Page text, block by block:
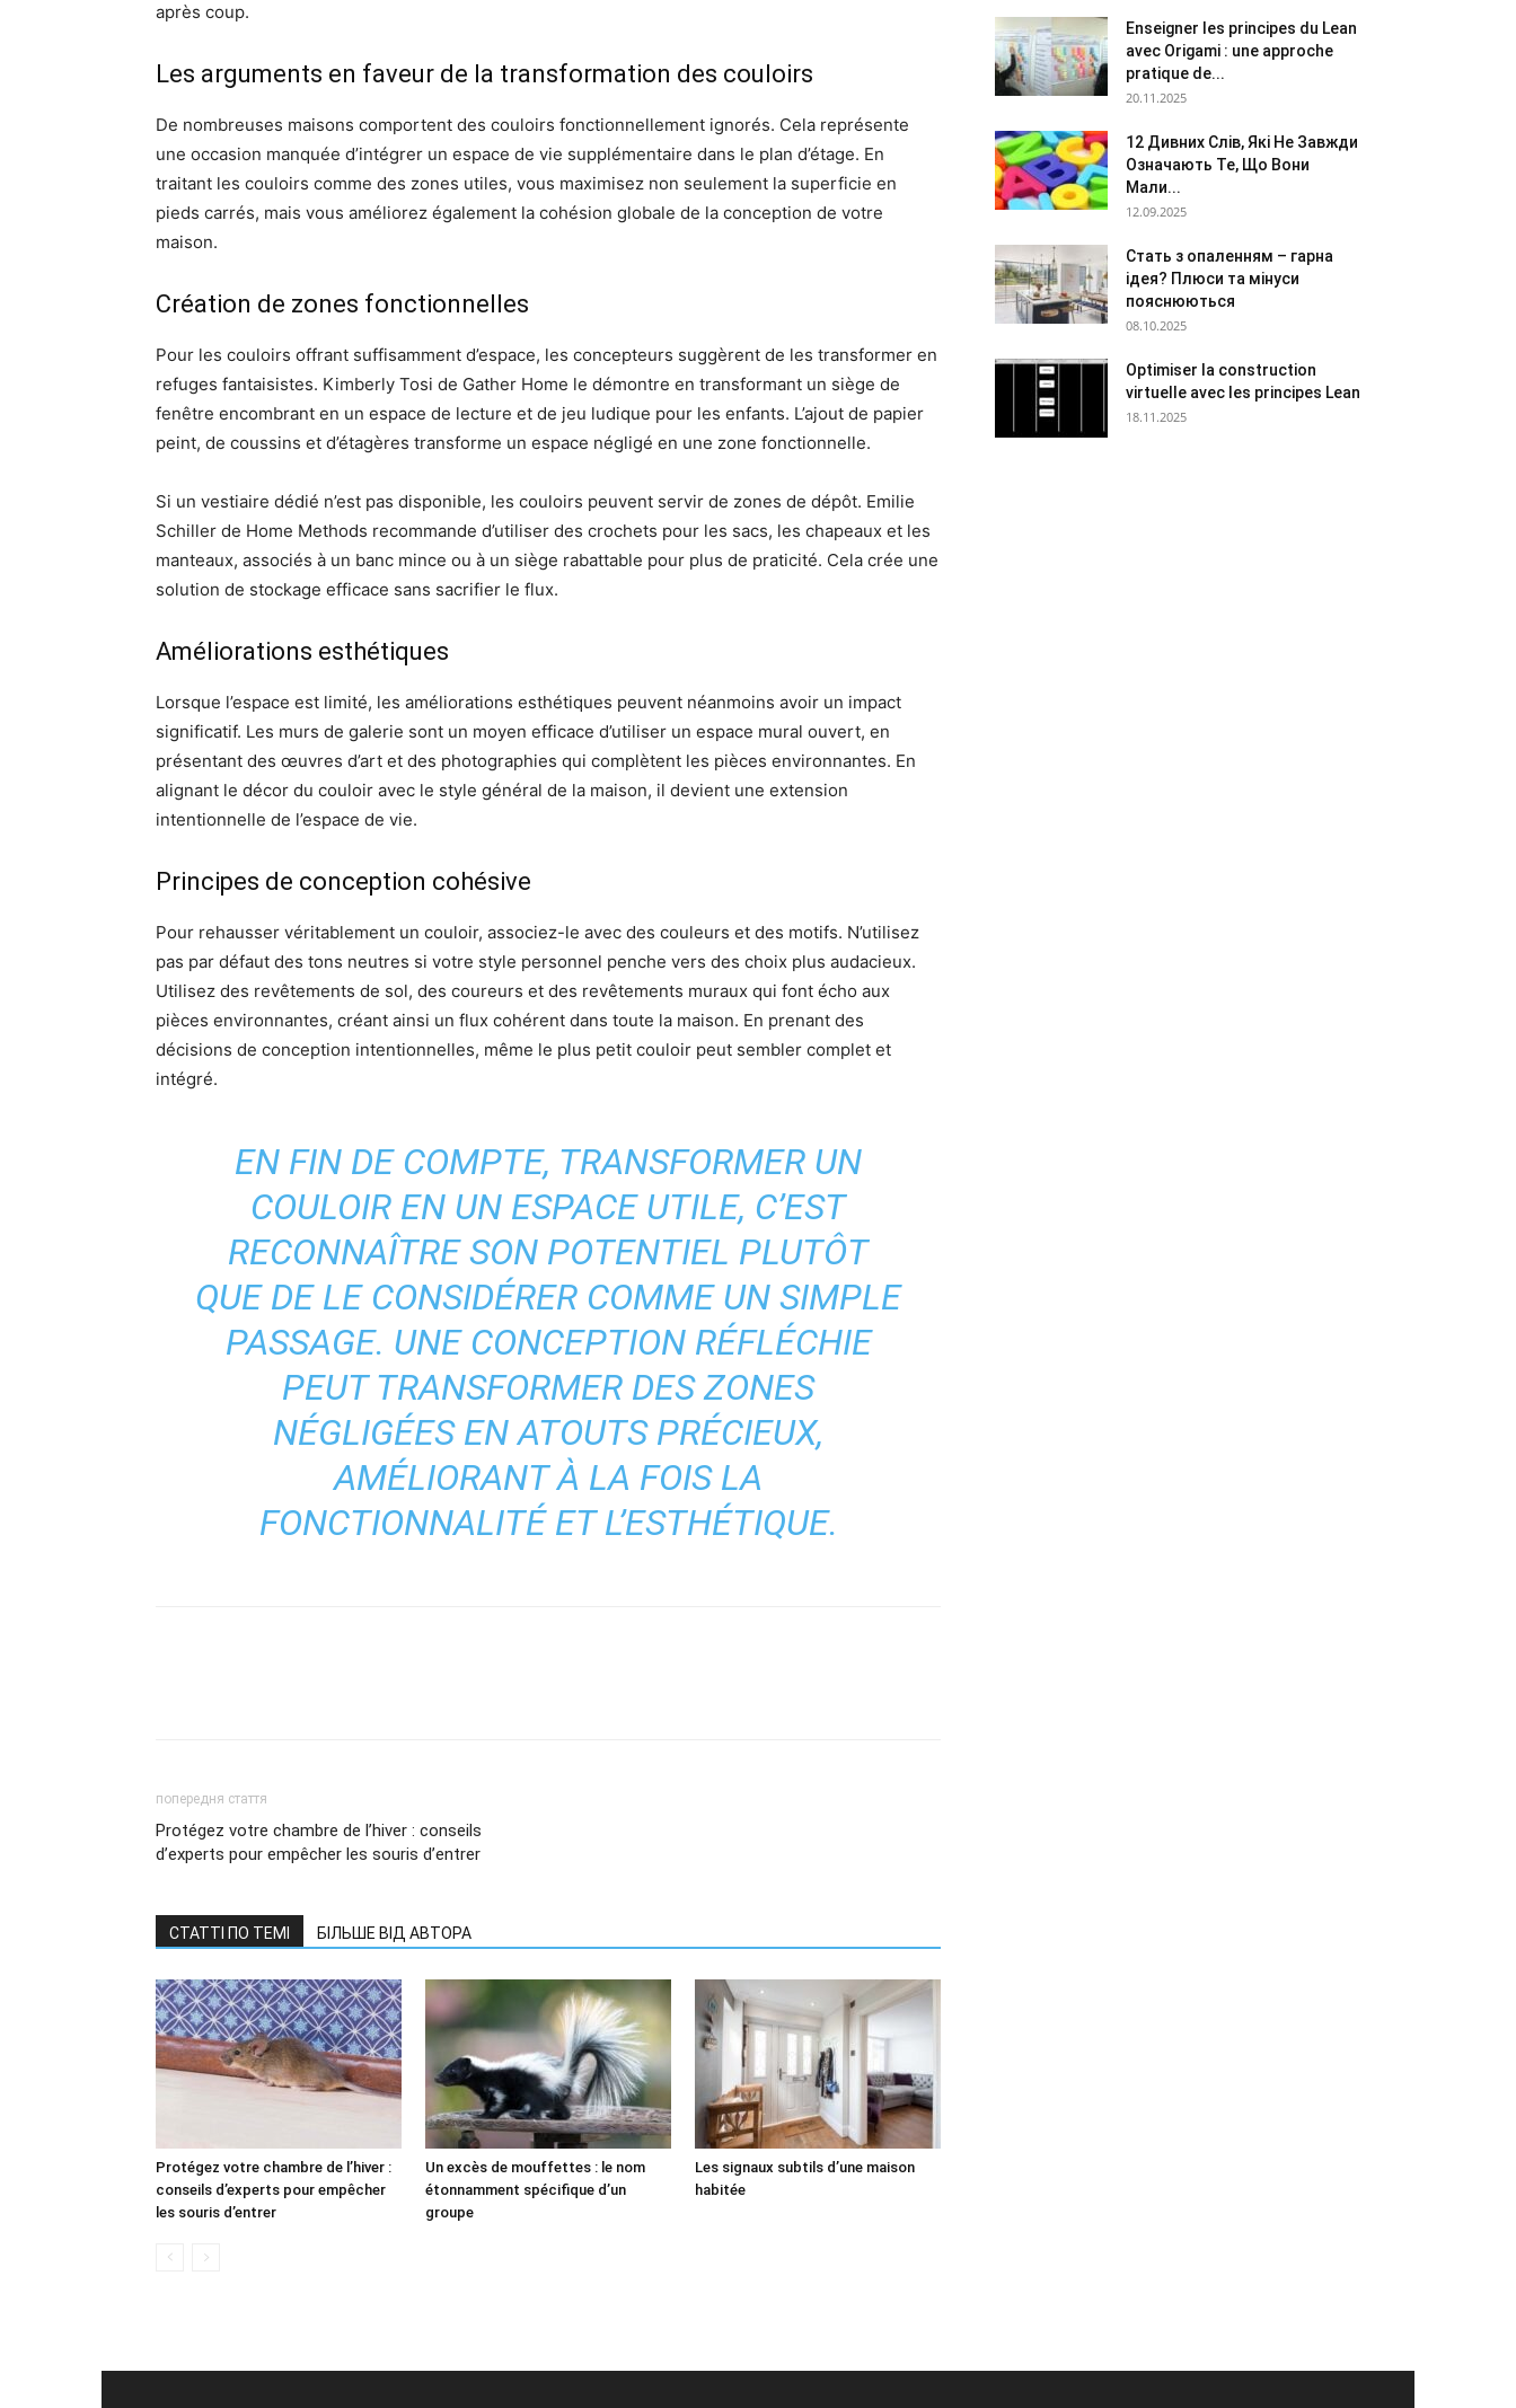
après coup.
Les arguments en faveur de la transformation des couloirs
De nombreuses maisons comportent des couloirs fonctionnellement ignorés. Cela représente
une occasion manquée d’intégrer un espace de vie supplémentaire dans le plan d’étage. En
traitant les couloirs comme des zones utiles, vous maximisez non seulement la superficie en
pieds carrés, mais vous améliorez également la cohésion globale de la conception de votre
maison.
Création de zones fonctionnelles
Pour les couloirs offrant suffisamment d’espace, les concepteurs suggèrent de les transformer en
refuges fantaisistes. Kimberly Tosi de Gather Home le démontre en transformant un siège de
fenêtre encombrant en un espace de lecture et de jeu ludique pour les enfants. L’ajout de papier
peint, de coussins et d’étagères transforme un espace négligé en une zone fonctionnelle.
Si un vestiaire dédié n’est pas disponible, les couloirs peuvent servir de zones de dépôt. Emilie
Schiller de Home Methods recommande d’utiliser des crochets pour les sacs, les chapeaux et les
manteaux, associés à un banc mince ou à un siège rabattable pour plus de praticité. Cela crée une
solution de stockage efficace sans sacrifier le flux.
Améliorations esthétiques
Lorsque l’espace est limité, les améliorations esthétiques peuvent néanmoins avoir un impact
significatif. Les murs de galerie sont un moyen efficace d’utiliser un espace mural ouvert, en
présentant des œuvres d’art et des photographies qui complètent les pièces environnantes. En
alignant le décor du couloir avec le style général de la maison, il devient une extension
intentionnelle de l’espace de vie.
Principes de conception cohésive
Pour rehausser véritablement un couloir, associez-le avec des couleurs et des motifs. N’utilisez
pas par défaut des tons neutres si votre style personnel penche vers des choix plus audacieux.
Utilisez des revêtements de sol, des coureurs et des revêtements muraux qui font écho aux
pièces environnantes, créant ainsi un flux cohérent dans toute la maison. En prenant des
décisions de conception intentionnelles, même le plus petit couloir peut sembler complet et
intégré.
EN FIN DE COMPTE, TRANSFORMER UN
COULOIR EN UN ESPACE UTILE, C’EST
RECONNAÎTRE SON POTENTIEL PLUTÔT
QUE DE LE CONSIDÉRER COMME UN SIMPLE
PASSAGE. UNE CONCEPTION RÉFLÉCHIE
PEUT TRANSFORMER DES ZONES
NÉGLIGÉES EN ATOUTS PRÉCIEUX,
AMÉLIORANT À LA FOIS LA
FONCTIONNALITÉ ET L’ESTHÉTIQUE.
попередня стаття
Protégez votre chambre de l’hiver : conseils
d’experts pour empêcher les souris d’entrer
СТАТТІ ПО ТЕМІ БІЛЬШЕ ВІД АВТОРА
Protégez votre chambre de l’hiver :
conseils d’experts pour empêcher
les souris d’entrer
Un excès de mouffettes : le nom
étonnamment spécifique d’un
groupe
Les signaux subtils d’une maison
habitée
Enseigner les principes du Lean
avec Origami : une approche
pratique de...
20.11.2025
12 Дивних Слів, Які Не Завжди
Означають Те, Що Вони
Мали...
12.09.2025
Стать з опаленням – гарна
ідея? Плюси та мінуси
пояснюються
08.10.2025
Optimiser la construction
virtuelle avec les principes Lean
18.11.2025